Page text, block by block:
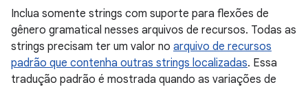
Inclua somente strings com suporte para flexões de
gênero gramatical nesses arquivos de recursos. Todas as
strings precisam ter um valor no arquivo de recursos
padrão que contenha outras strings localizadas. Essa
tradução padrão é mostrada quando as variações de